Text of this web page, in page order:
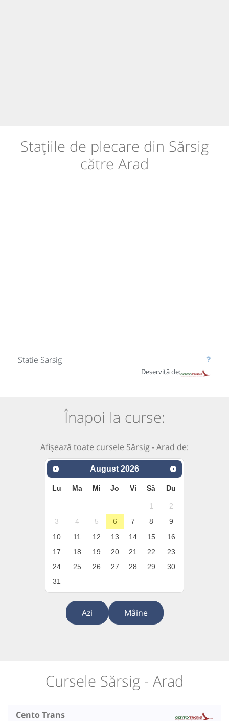
Stațiile de plecare din Sărsig
către Arad
Statie Sarsig
Deservită de:
Înapoi la curse:
Afișează toate cursele Sărsig - Arad de:
August 2026
Lu Ma Mi Jo Vi Sâ Du
1
2
3
4 5 6 7 8
9
10
11 12 13 14 15
16
17
18 19 20 21 22
23
24
25 26 27 28 29
30
31
Azi Mâine
Cursele Sărsig - Arad
Cento Trans